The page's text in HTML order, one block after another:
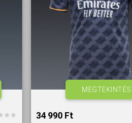
34 990 Ft‎
MEGTEKINTÉS